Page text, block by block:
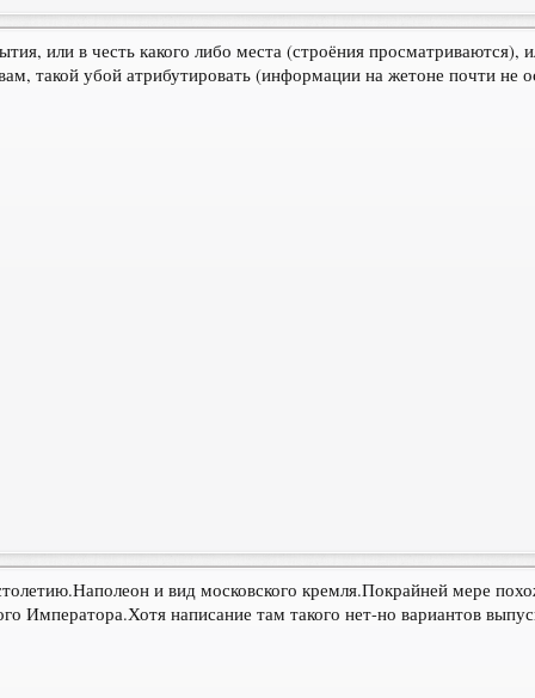
или в честь какого либо места (строёния
такой убой атрибутировать (информации на жетоне почти не
и вид московского кремля.Покрайней мере
Императора.Хотя написание там такого нет-но вариантов